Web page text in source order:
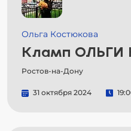
Ольга Костюкова
Кламп
Ростов-на-Дону
31 октября 2024